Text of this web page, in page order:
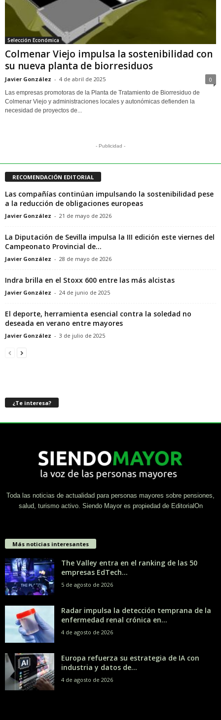
Selección Económica
Colmenar Viejo impulsa la sostenibilidad con
su nueva planta de biorresiduos
Javier González - 4 de abril de 2025 0
Las empresas promotoras de la Planta de Tratamiento de Biorresiduo de
Colmenar Viejo y administraciones locales y autonómicas defienden la
necesidad de proyectos de...
- Publicidad -
RECOMENDACIÓN EDITORIAL
Las compañías continúan impulsando la sostenibilidad pese
a la reducción de obligaciones europeas
Javier González - 21 de mayo de 2026
La Diputación de Sevilla impulsa la III edición este viernes del
Campeonato Provincial de...
Javier González - 28 de mayo de 2026
Indra brilla en el Stoxx 600 entre las más alcistas
Javier González - 24 de junio de 2025
El deporte, herramienta esencial contra la soledad no
deseada en verano entre mayores
Javier González - 3 de julio de 2025
¿Te interesa?
Toda las noticias de actualidad para personas mayores sobre pensiones,
salud, turismo activo. Siendo Mayor es propiedad de EditorialOn
Más noticias interesantes
The Valley entra en el ranking de las 50
empresas EdTech...
5 de agosto de 2026
Radar impulsa la detección temprana de la
enfermedad renal crónica en...
4 de agosto de 2026
Europa refuerza su estrategia de IA con
industria y datos de...
4 de agosto de 2026